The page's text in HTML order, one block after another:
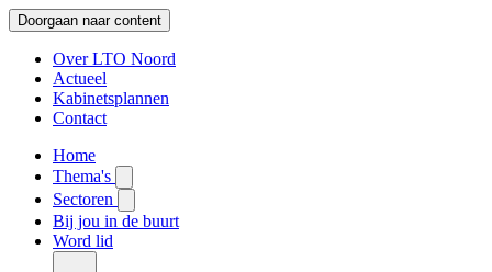
Doorgaan naar content
Over LTO Noord
Actueel
Kabinetsplannen
Contact
Home
Thema's
Sectoren
Bij jou in de buurt
Word lid